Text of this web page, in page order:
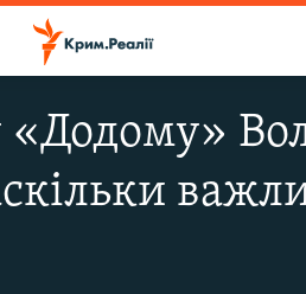
«Додому»